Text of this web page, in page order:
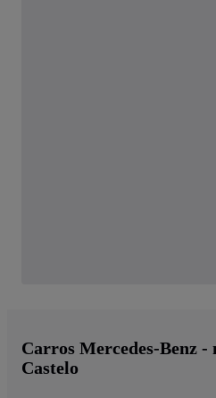
Carros Mercedes-Benz
Castelo